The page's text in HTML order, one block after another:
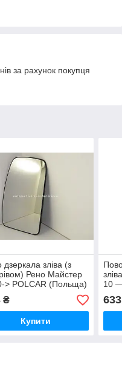
за рахунок покупця
дзеркала зліва (з
Рено Майстер
> POLCAR (Польща)
₴
Купити
10
633